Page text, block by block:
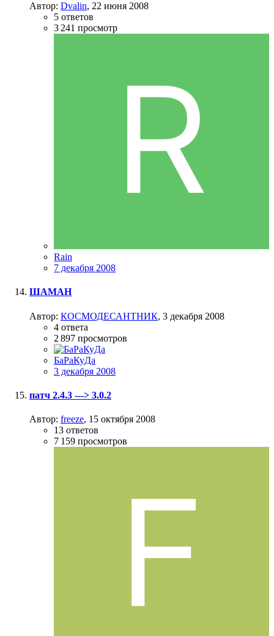
Автор: Dvalin, 22 июня 2008
5 ответов
3 241 просмотр
Rain
7 декабря 2008
ШАМАН
Автор: КОСМОДЕСАНТНИК, 3 декабря 2008
4 ответа
2 897 просмотров
БаРаКуДа
3 декабря 2008
патч 2.4.3 ---> 3.0.2
Автор: freeze, 15 октября 2008
13 ответов
7 159 просмотров